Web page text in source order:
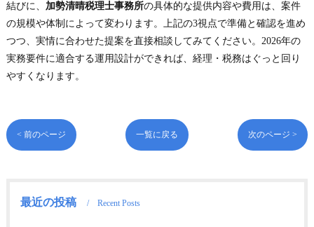
結びに、 加勢清晴税理士事務所の具体的な提供内容や費用は、案件
の規模や体制によって変わります。上記の3視点で準備と確認を進め
つつ、実情に合わせた提案を直接相談してみてください。2026年の
実務要件に適合する運用設計ができれば、経理・税務はぐっと回り
やすくなります。
< 前のページ 一覧に戻る 次のページ >
最近の投稿 Recent Posts